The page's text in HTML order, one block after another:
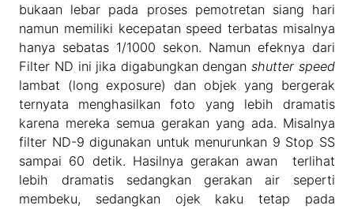
bukaan lebar pada proses pemotretan siang hari
namun memiliki kecepatan speed terbatas misalnya
hanya sebatas 1/1000 sekon. Namun efeknya dari
Filter ND ini jika digabungkan denganshutter speed
lambat (long exposure) dan objek yang bergerak
ternyata menghasilkan foto yang lebih dramatis
karena mereka semua gerakan yang ada. Misalnya
filter ND-9 digunakan untuk menurunkan 9 Stop SS
sampai 60 detik. Hasilnya gerakan awan terlihat
lebih dramatis sedangkan gerakan air seperti
membeku, sedangkan ojek kaku tetap pada